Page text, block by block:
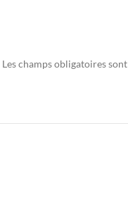
Les champs obligatoires sont